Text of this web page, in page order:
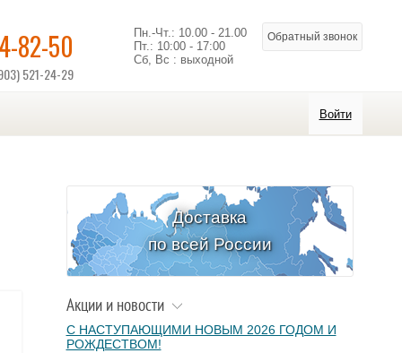
82-50
521-24-29
Пн.-Чт.: 10.00 - 21.00
Пт.: 10:00 - 17:00
Сб, Вс : выходной
Обратный звонок
Войти
Доставка
по всей России
Акции и новости
С НАСТУПАЮЩИМИ НОВЫМ 2026 ГОДОМ И
РОЖДЕСТВОМ!